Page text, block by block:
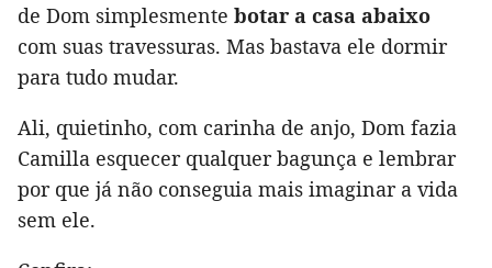
de Dom simplesmente botar a casa abaixo
com suas travessuras. Mas bastava ele dormir
para tudo mudar.
Ali, quietinho, com carinha de anjo, Dom fazia
Camilla esquecer qualquer bagunça e lembrar
por que já não conseguia mais imaginar a vida
sem ele.